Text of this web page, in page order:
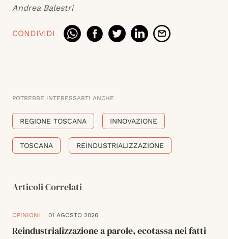
Andrea Balestri
CONDIVIDI
POTREBBE INTERESSARTI ANCHE
REGIONE TOSCANA INNOVAZIONE
TOSCANA REINDUSTRIALIZZAZIONE
Articoli Correlati
OPINIONI 01 AGOSTO 2026
Reindustrializzazione a parole, ecotassa nei fatti